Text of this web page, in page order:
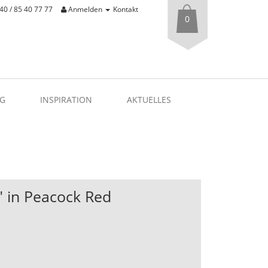
Kontakt
/ 85 40 77 77 Anmelden
0
INSPIRATION AKTUELLES
Peacock Red